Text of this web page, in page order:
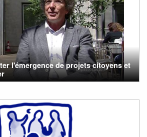
l'émergence de projets citoyens et